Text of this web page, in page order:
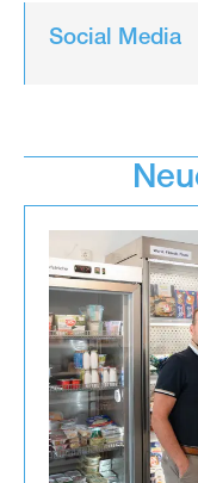
Social Media